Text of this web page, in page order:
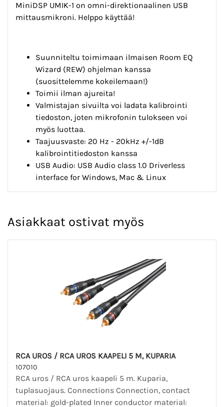
MiniDSP UMIK-1 on omni-direktionaalinen USB
mittausmikroni. Helppo käyttää!
Suunniteltu toimimaan ilmaisen Room EQ
Wizard (REW) ohjelman kanssa
(suosittelemme kokeilemaan!)
Toimii ilman ajureita!
Valmistajan sivuilta voi ladata kalibrointi
tiedoston, joten mikrofonin tulokseen voi
myös luottaa.
Taajuusvaste: 20 Hz - 20kHz +/-1dB
kalibrointitiedoston kanssa
USB Audio: USB Audio class 1.0 Driverless
interface for Windows, Mac & Linux
Asiakkaat ostivat myös
RCA UROS / RCA UROS KAAPELI 5 M, KUPARIA
107010
RCA uros / RCA uros kaapeli 5 m. Kuparia,
tuplasuojaus. Connections Connection, contact
material: gold-plated Inner conductor material: